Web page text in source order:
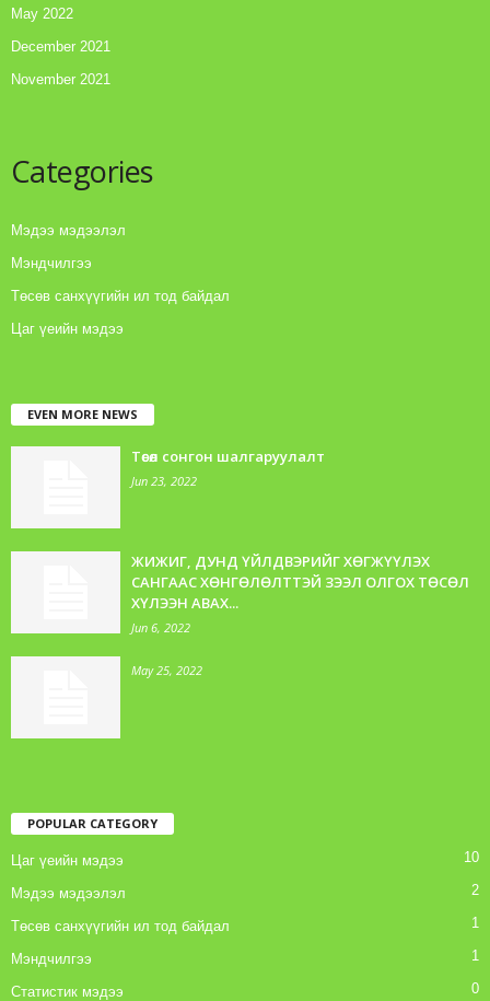
May 2022
December 2021
November 2021
Categories
Мэдээ мэдээлэл
Мэндчилгээ
Төсөв санхүүгийн ил тод байдал
Цаг үеийн мэдээ
EVEN MORE NEWS
Төсөл сонгон шалгаруулалт
Jun 23, 2022
ЖИЖИГ, ДУНД ҮЙЛДВЭРИЙГ ХӨГЖҮҮЛЭХ
САНГААС ХӨНГӨЛӨЛТТЭЙ ЗЭЭЛ ОЛГОХ ТӨСӨЛ
ХҮЛЭЭН АВАХ...
Jun 6, 2022
May 25, 2022
POPULAR CATEGORY
Цаг үеийн мэдээ 10
Мэдээ мэдээлэл 2
Төсөв санхүүгийн ил тод байдал 1
Мэндчилгээ 1
Статистик мэдээ 0